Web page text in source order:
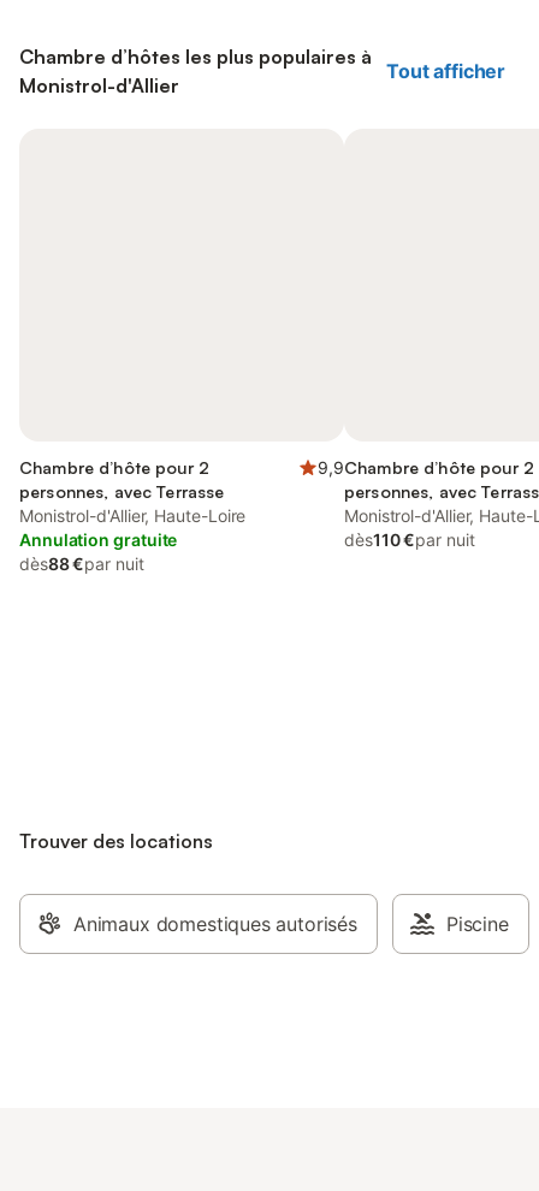
Chambre d’hôtes les plus populaires à
Monistrol-d'Allier
Tout afficher
Chambre d’hôte pour 2
personnes, avec Terrasse
9,9
Monistrol-d'Allier, Haute-Loire
Annulation gratuite
dès88 €par nuit
Chambre d’hôte pour 2
personnes, avec
que Jardin et Vue
Monistrol-d'Allier, Haute-
dès110 €par nuit
Trouver des locations
Animaux domestiques autorisés Piscine